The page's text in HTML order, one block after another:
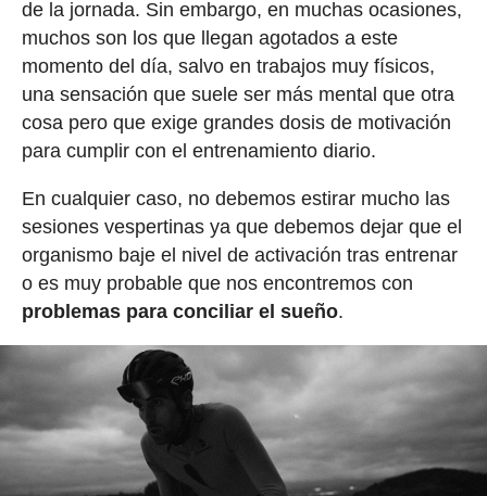
de la jornada. Sin embargo, en muchas ocasiones,
muchos son los que llegan agotados a este
momento del día, salvo en trabajos muy físicos,
una sensación que suele ser más mental que otra
cosa pero que exige grandes dosis de motivación
para cumplir con el entrenamiento diario.
En cualquier caso, no debemos estirar mucho las
sesiones vespertinas ya que debemos dejar que el
organismo baje el nivel de activación tras entrenar
o es muy probable que nos encontremos con
problemas para conciliar el sueño.